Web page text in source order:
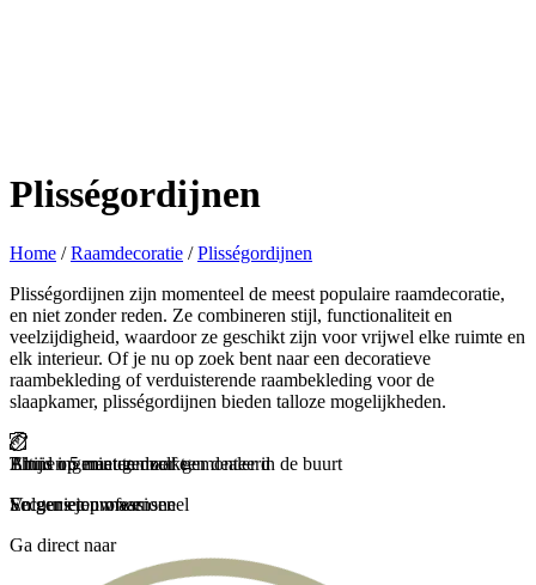
Plisségordijnen
Home / Raamdecoratie / Plisségordijnen
Plisségordijnen zijn momenteel de meest populaire raamdecoratie,
en niet zonder reden. Ze combineren stijl, functionaliteit en
veelzijdigheid, waardoor ze geschikt zijn voor vrijwel elke ruimte en
elk interieur. Of je nu op zoek bent naar een decoratieve
raambekleding of verduisterende raambekleding voor de
slaapkamer, plisségordijnen bieden talloze mogelijkheden.
Binnen 5 minuten zelf gemonteerd
En genieten maar
Thuis ingemeten door een dealer in de buurt
Secuur en professioneel
Altijd op maat gemaakt
Volgens jouw wensen
Snel geleverd
Zorgeloos en snel
Ga direct naar